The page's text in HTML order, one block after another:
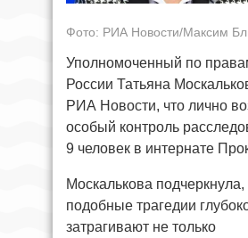
Фото: РИА Новости/Максим
Уполномоченный по
России Татьяна
РИА Новости, что лично
особый контроль
9 человек в интернате
Москалькова подчеркнула,
подобные трагедии
затрагивают не только